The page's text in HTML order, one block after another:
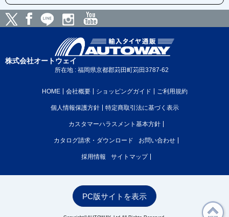
株式会社オートウェイ
所在地 : 福岡県京都郡苅田町苅田3787-62
HOME 会社概要 ショッピングガイド ご利用規約
個人情報保護方針 特定商取引法に基づく表示
カスタマーハラスメント基本方針
カタログ請求・ダウンロード お問い合わせ
採用情報 サイトマップ
PC版サイトを表示